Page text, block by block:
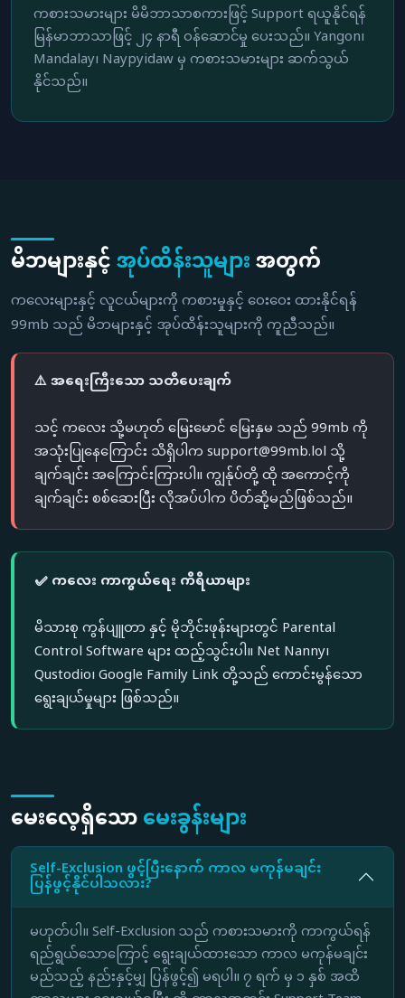
ကစားသမားများ မိမိဘာသာစကားဖြင့် Support ရယူနိုင်ရန်
မြန်မာဘာသာဖြင့် ၂၄ နာရီ ဝန်ဆောင်မှု ပေးသည်။ Yangon၊
Mandalay၊ Naypyidaw မှ ကစားသမားများ ဆက်သွယ်
နိုင်သည်။
မိဘများနှင့်အုပ်ထိန်းသူများအတွက်
ကလေးများနှင့် လူငယ်များကို ကစားမှုနှင့် ဝေးဝေး ထားနိုင်ရန်
99mb သည် မိဘများနှင့် အုပ်ထိန်းသူများကို ကူညီသည်။
⚠️ အရေးကြီးသော သတိပေးချက်
သင့် ကလေး သို့မဟုတ် မြေးမောင် မြေးနှမ သည် 99mb ကို
အသုံးပြုနေကြောင်း သိရှိပါကsupport@99mb.lolသို့
ချက်ချင်း အကြောင်းကြားပါ။ ကျွန်ုပ်တို့ ထို အကောင့်ကို
ချက်ချင်း စစ်ဆေးပြီး လိုအပ်ပါက ပိတ်ဆို့မည်ဖြစ်သည်။
✅ ကလေး ကာကွယ်ရေး ကိရိယာများ
မိသားစု ကွန်ပျူတာ နှင့် မိုဘိုင်းဖုန်းများတွင် Parental
Control Software များ ထည့်သွင်းပါ။ Net Nanny၊
Qustodio၊ Google Family Link တို့သည် ကောင်းမွန်သော
ရွေးချယ်မှုများ ဖြစ်သည်။
မေးလေ့ရှိသောမေးခွန်းများ
Self-Exclusion ဖွင့်ပြီးနောက် ကာလ မကုန်မချင်း
ပြန်ဖွင့်နိုင်ပါသလား?
မဟုတ်ပါ။ Self-Exclusion သည် ကစားသမားကို ကာကွယ်ရန်
ရည်ရွယ်သောကြောင့် ရွေးချယ်ထားသော ကာလ မကုန်မချင်း
မည်သည့် နည်းနှင့်မျှ ပြန်ဖွင့်၍ မရပါ။ ၇ ရက် မှ ၁ နှစ် အထိ